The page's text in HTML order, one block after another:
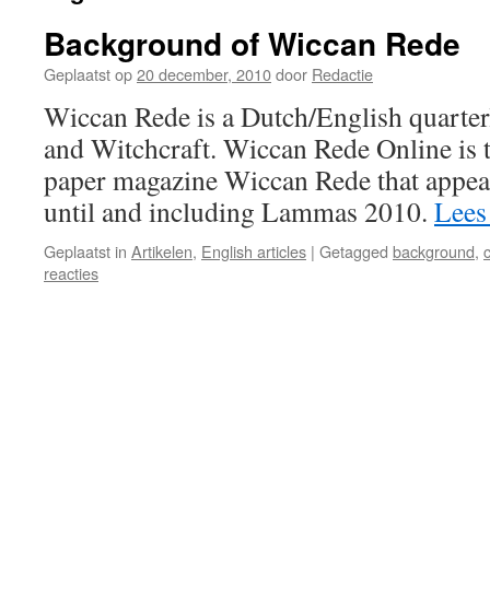
Background of Wiccan Rede
Geplaatst op20 december, 2010door Redactie
Wiccan Rede is a Dutch/English
and Witchcraft. Wiccan Rede Online is
paper magazine Wiccan Rede that
until and including Lammas 2010.
Geplaatst in Artikelen, English articles | Getagged background,
reacties